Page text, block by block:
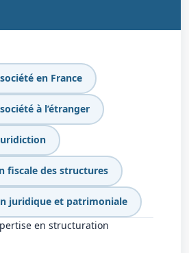
en France
à l’étranger
fiscale des structures
juridique et patrimoniale
en structuration